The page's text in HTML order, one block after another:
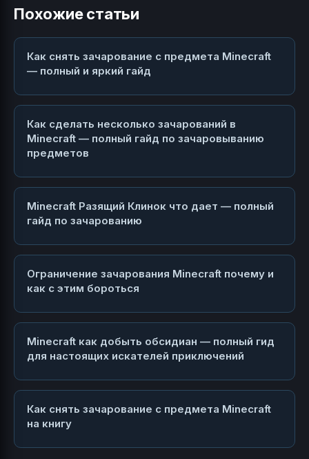
Похожие статьи
Как снять зачарование с предмета Minecraft
— полный и яркий гайд
Как сделать несколько зачарований в
Minecraft — полный гайд по зачаровыванию
предметов
Minecraft Разящий Клинок что дает — полный
гайд по зачарованию
Ограничение зачарования Minecraft почему и
как с этим бороться
Minecraft как добыть обсидиан — полный гид
для настоящих искателей приключений
Как снять зачарование с предмета Minecraft
на книгу